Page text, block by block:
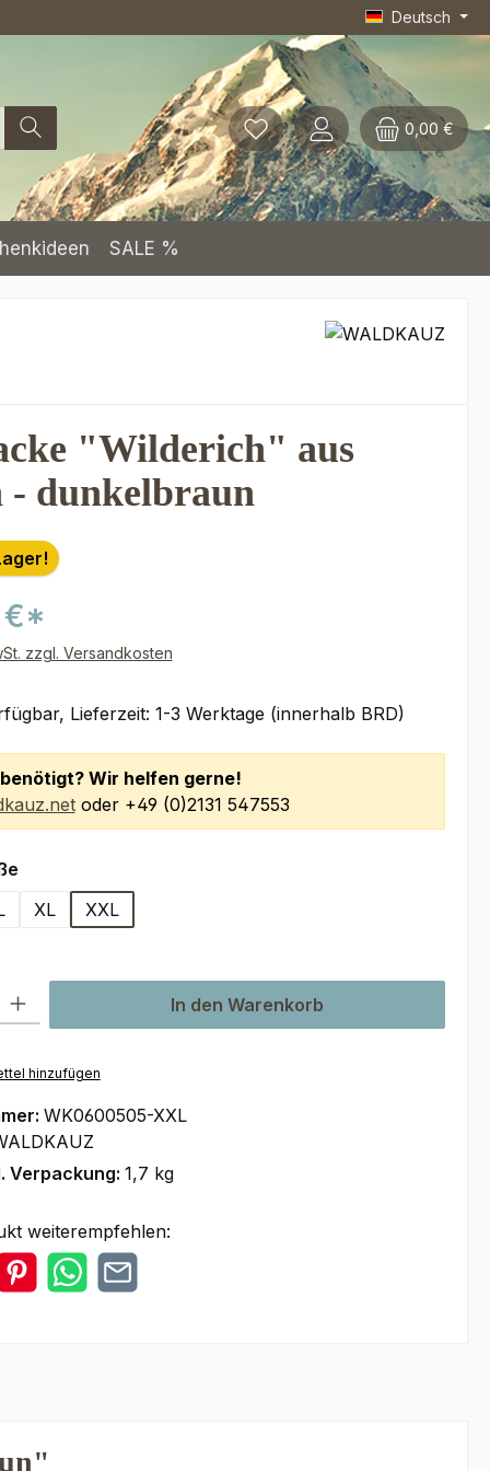
Deutsch
0,00 €
SALE %
"Wilderich" aus
- dunkelbraun
€*
zzgl. Versandkosten
Lieferzeit: 1-3 Werktage (innerhalb BRD)
Wir helfen gerne!
oder +49 (0)2131 547553
auswählen
XL XXL
Gib den gewünschten Wert ein oder benutze die Schaltflächen
In den Warenkorb
hinzufügen
WK0600505-XXL
Verpackung: 1,7 kg
weiterempfehlen: